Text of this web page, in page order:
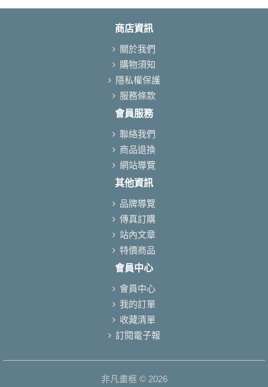
商店資訊
關於我們
購物須知
隱私權保護
服務條款
會員服務
聯絡我們
商品退換
網站導覽
其他資訊
品牌導覽
傳真訂購
站內文章
特價商品
會員中心
會員中心
我的訂單
收藏清單
訂閱電子報
非凡畫框 © 2026